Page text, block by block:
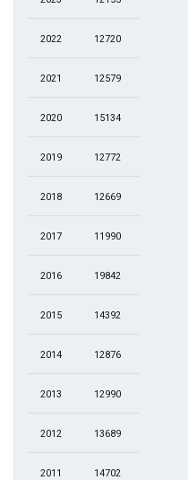
2022 12720
2021 12579
2020 15134
2019 12772
2018 12669
2017 11990
2016 19842
2015 14392
2014 12876
2013 12990
2012 13689
2011 14702